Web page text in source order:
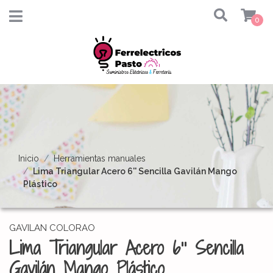
0
Inicio
Herramientas manuales
Lima Triangular Acero 6'' Sencilla Gavilán Mango
Plástico
GAVILAN COLORAO
Lima Triangular Acero 6'' Sencilla